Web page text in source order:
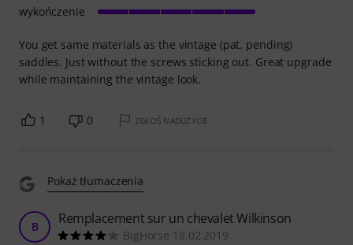
You get same materials as the vintage (pat. pending)
saddles. Just without the screws sticking out. Great upgrade
while maintaining the vintage look.
wykończenie
1 0 ZGŁOŚ NADUŻYCIE
Pokaż tłumaczenia
B Remplacement sur un chevalet Wilkinson
BigHorse 18.02.2019